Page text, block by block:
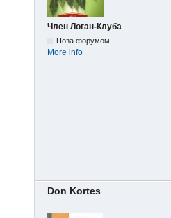
Член Логан-Клуба
Поза форумом
More info
Don Kortes